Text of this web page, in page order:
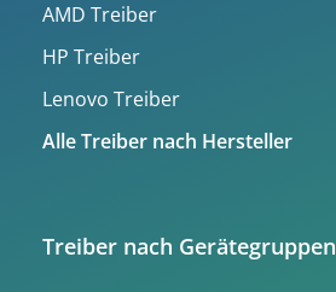
AMD Treiber
HP Treiber
Lenovo Treiber
Alle Treiber nach Hersteller
Treiber nach Gerätegruppen